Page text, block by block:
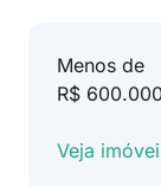
Menos de
R$
Veja